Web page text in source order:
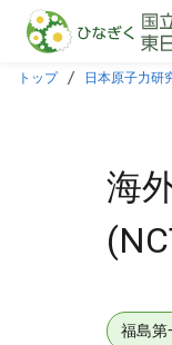
本文に飛ぶ
トップ 日本原子力研
海
福島第